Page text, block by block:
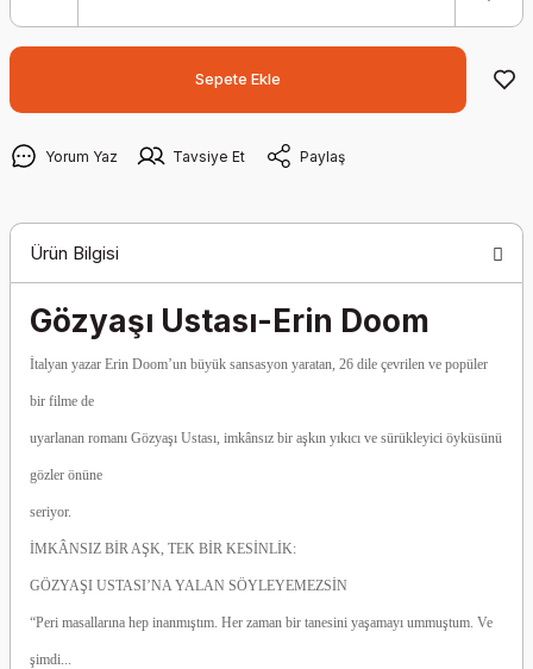
Sepete Ekle
Yorum Yaz Tavsiye Et Paylaş
Ürün Bilgisi
Gözyaşı Ustası-Erin Doom
İtalyan yazar Erin Doom’un büyük sansasyon yaratan, 26 dile çevrilen ve popüler
bir filme de
uyarlanan romanı Gözyaşı Ustası, imkânsız bir aşkın yıkıcı ve sürükleyici öyküsünü
gözler önüne
seriyor.
İMKÂNSIZ BİR AŞK, TEK BİR KESİNLİK:
GÖZYAŞI USTASI’NA YALAN SÖYLEYEMEZSİN
“Peri masallarına hep inanmıştım. Her zaman bir tanesini yaşamayı ummuştum. Ve
şimdi...